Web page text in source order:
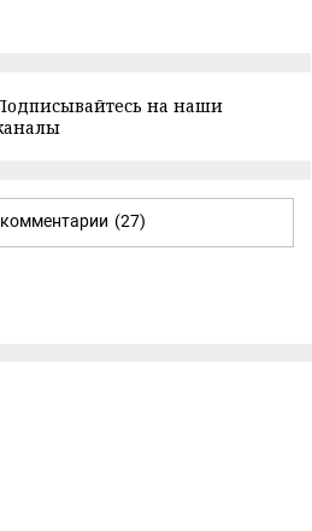
на наши
(27)